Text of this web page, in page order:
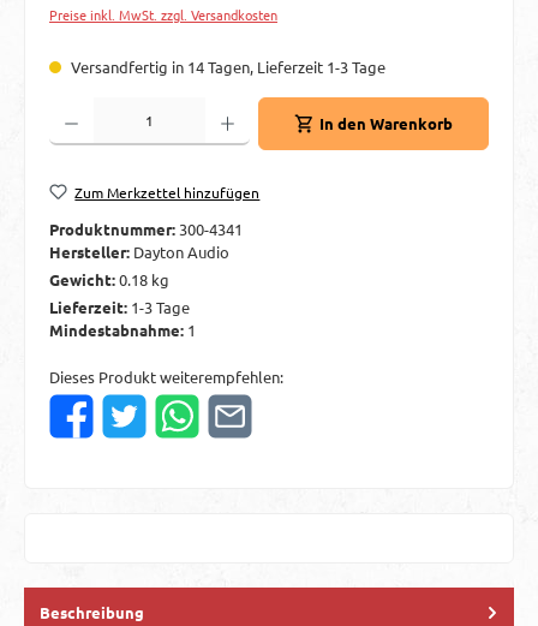
Preise inkl. MwSt. zzgl. Versandkosten
Versandfertig in 14 Tagen, Lieferzeit 1-3 Tage
Produkt Anzahl: Gib den gewünschten Wert ein oder benutze die Schaltflächen
In den Warenkorb
Zum Merkzettel hinzufügen
Produktnummer:300-4341
Hersteller: Dayton Audio
Gewicht:0.18 kg
Lieferzeit: 1-3 Tage
Mindestabnahme: 1
Dieses Produkt weiterempfehlen:
Beschreibung